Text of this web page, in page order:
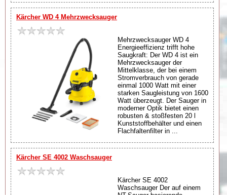
Kärcher WD 4 Mehrzwecksauger
Mehrzwecksauger WD 4
Energieeffizienz trifft hohe
Saugkraft: Der WD 4 ist ein
Mehrzwecksauger der
Mittelklasse, der bei einem
Stromverbrauch von gerade
einmal 1000 Watt mit einer
starken Saugleistung von 1600
Watt überzeugt. Der Sauger in
moderner Optik bietet einen
robusten & stoßfesten 20 l
Kunststoffbehälter und einen
Flachfaltenfilter in ...
Kärcher SE 4002 Waschsauger
Kärcher SE 4002
Waschsauger Der auf einem